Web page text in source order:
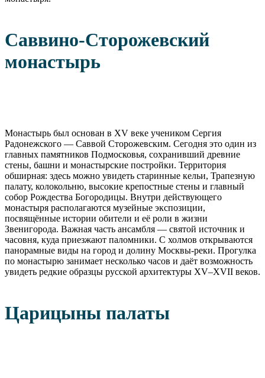
Саввино-Сторожевский
монастырь
Монастырь был основан в XV веке учеником Сергия
Радонежского — Саввой Сторожевским. Сегодня это один из
главных памятников Подмосковья, сохранивший древние
стены, башни и монастырские постройки. Территория
обширная: здесь можно увидеть старинные кельи, Трапезную
палату, колокольню, высокие крепостные стены и главный
собор Рождества Богородицы. Внутри действующего
монастыря располагаются музейные экспозиции,
посвящённые истории обители и её роли в жизни
Звенигорода. Важная часть ансамбля — святой источник и
часовня, куда приезжают паломники. С холмов открываются
панорамные виды на город и долину Москвы-реки. Прогулка
по монастырю занимает несколько часов и даёт возможность
увидеть редкие образцы русской архитектуры XV–XVII веков.
Царицыны палаты